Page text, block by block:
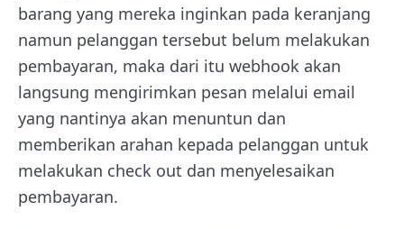
barang yang mereka inginkan pada keranjang
namun pelanggan tersebut belum melakukan
pembayaran, maka dari itu webhook akan
langsung mengirimkan pesan melalui email
yang nantinya akan menuntun dan
memberikan arahan kepada pelanggan untuk
melakukan check out dan menyelesaikan
pembayaran.